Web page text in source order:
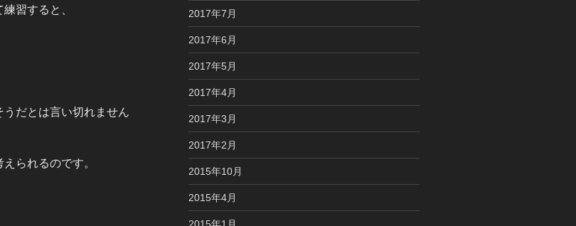
習すると、
だとは言い切れません
られるのです。
2017年7月
2017年6月
2017年5月
2017年4月
2017年3月
2017年2月
2015年10月
2015年4月